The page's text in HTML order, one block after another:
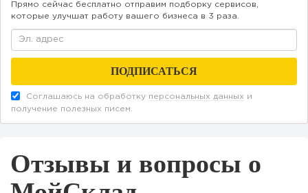
Прямо сейчас бесплатно отправим подборку сервисов,
которые улучшат работу вашего бизнеса в 3 раза.
Соглашаюсь на обработку персональных данных и
получение полезных писем.
Отзывы и вопросы о